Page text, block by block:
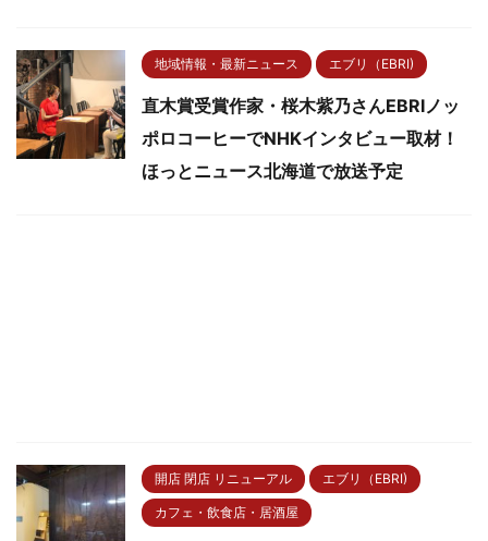
地域情報・最新ニュース エブリ（EBRI)
直木賞受賞作家・桜木紫乃さんEBRIノッ
ポロコーヒーでNHKインタビュー取材！
ほっとニュース北海道で放送予定
開店 閉店 リニューアル エブリ（EBRI)
カフェ・飲食店・居酒屋